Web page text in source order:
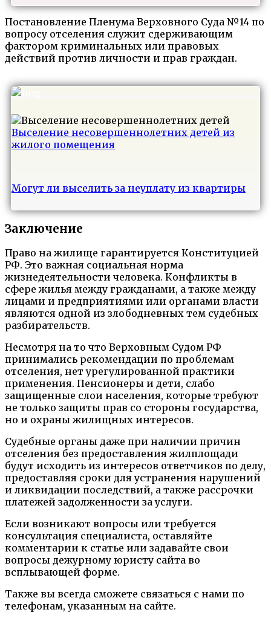
Постановление Пленума Верховного Суда №14 по
вопросу отселения служит сдерживающим
фактором криминальных или правовых
действий против личности и прав граждан.
Выселение несовершеннолетних детей из
жилого помещения
Могут ли выселить за неуплату из квартиры
Заключение
Право на жилище гарантируется Конституцией
РФ. Это важная социальная норма
жизнедеятельности человека. Конфликты в
сфере жилья между гражданами, а также между
лицами и предприятиями или органами власти
являются одной из злободневных тем судебных
разбирательств.
Несмотря на то что Верховным Судом РФ
принимались рекомендации по проблемам
отселения, нет урегулированной практики
применения. Пенсионеры и дети, слабо
защищенные слои населения, которые требуют
не только защиты прав со стороны государства,
но и охраны жилищных интересов.
Судебные органы даже при наличии причин
отселения без предоставления жилплощади
будут исходить из интересов ответчиков по делу,
предоставляя сроки для устранения нарушений
и ликвидации последствий, а также рассрочки
платежей задолженности за услуги.
Если возникают вопросы или требуется
консультация специалиста, оставляйте
комментарии к статье или задавайте свои
вопросы дежурному юристу сайта во
всплывающей форме.
Также вы всегда сможете связаться с нами по
телефонам, указанным на сайте.